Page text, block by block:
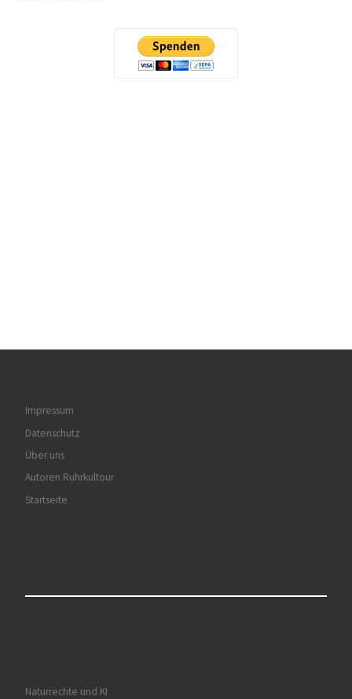
Impressum
Datenschutz
Über uns
Autoren Ruhrkultour
Startseite
Naturrechte und KI